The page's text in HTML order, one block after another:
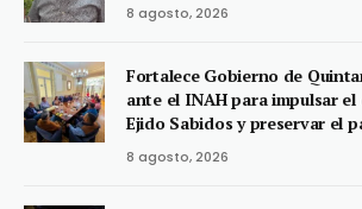
8 agosto, 2026
Fortalece Gobierno de
ante el INAH para impulsar
Ejido Sabidos y preservar el
8 agosto, 2026